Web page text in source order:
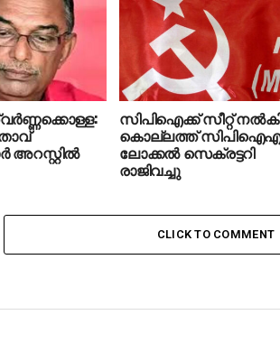
അറസ്റ്റില്‍
സിപിഐക്ക് സീറ്റ്
കൊല്ലത്ത്
ലോക്കല്‍ സെക്രട്ടറി
രാജിവച്ചു
CLICK TO COMMENT